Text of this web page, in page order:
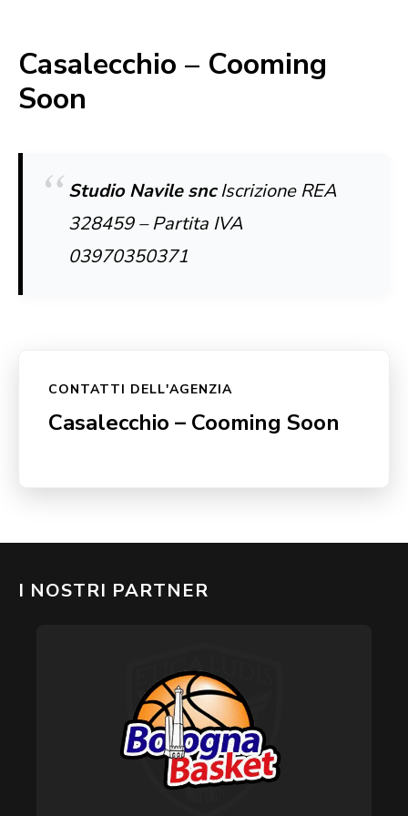
Casalecchio – Cooming
Soon
Studio Navile sncIscrizione REA
328459 – Partita IVA
03970350371
CONTATTI DELL'AGENZIA
Casalecchio – Cooming Soon
I NOSTRI PARTNER